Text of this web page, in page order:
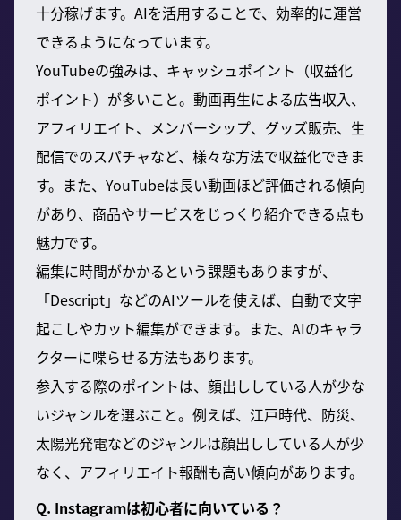
十分稼げます。AIを活用することで、効率的に運営
できるようになっています。
YouTubeの強みは、キャッシュポイント（収益化
ポイント）が多いこと。動画再生による広告収入、
アフィリエイト、メンバーシップ、グッズ販売、生
配信でのスパチャなど、様々な方法で収益化できま
す。また、YouTubeは長い動画ほど評価される傾向
があり、商品やサービスをじっくり紹介できる点も
魅力です。
編集に時間がかかるという課題もありますが、
「Descript」などのAIツールを使えば、自動で文字
起こしやカット編集ができます。また、AIのキャラ
クターに喋らせる方法もあります。
参入する際のポイントは、顔出ししている人が少な
いジャンルを選ぶこと。例えば、江戸時代、防災、
太陽光発電などのジャンルは顔出ししている人が少
なく、アフィリエイト報酬も高い傾向があります。
Q. Instagramは初心者に向いている？